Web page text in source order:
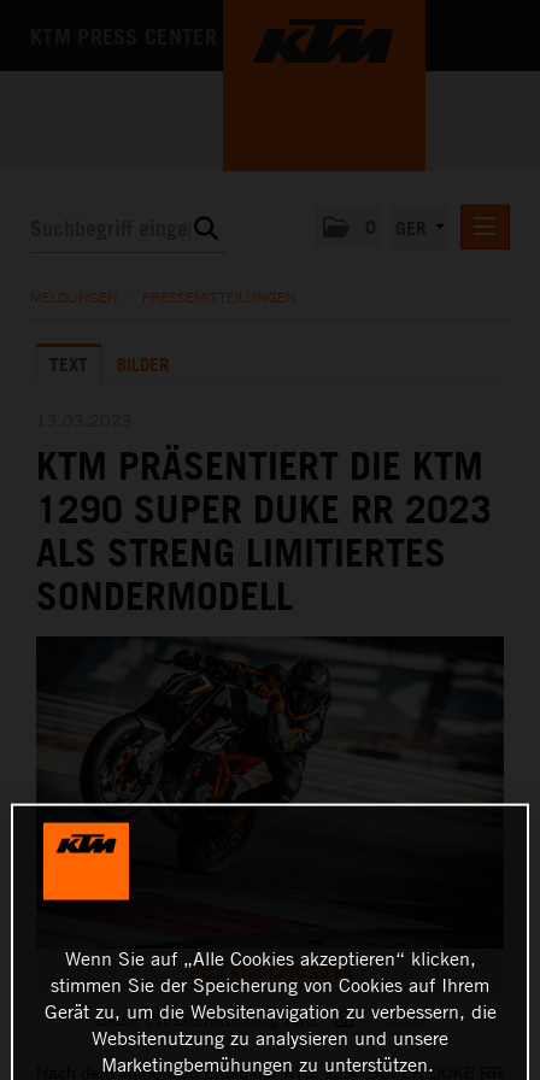
MEDIA
MELDUNGEN PRESSEMITTEILUNGEN
TEXT BILDER
KTM PRÄSENTIERT DIE KTM
1290 SUPER DUKE RR 2023
ALS STRENG LIMITIERTES
SONDERMODELL
2023 KTM 1290 SD RR
Diese Pressemitteilung hat: 14 Bilder
Nach dem immensen Erfolg der KTM 1290 SUPER DUKE RR
Wenn Sie auf „Alle Cookies akzeptieren“ klicken,
stimmen Sie der Speicherung von Cookies auf Ihrem
Gerät zu, um die Websitenavigation zu verbessern, die
Websitenutzung zu analysieren und unsere
Marketingbemühungen zu unterstützen.